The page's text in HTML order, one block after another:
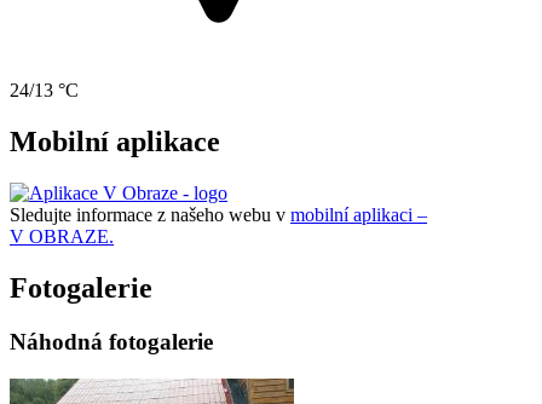
24/13 °C
Mobilní aplikace
Sledujte informace z našeho webu v mobilní aplikaci –
V OBRAZE.
Fotogalerie
Náhodná fotogalerie